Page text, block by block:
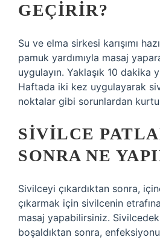
GEÇIRIR?
Su ve elma sirkesi karışımı
pamuk yardımıyla masaj
uygulayın. Yaklaşık 10 dakika
Haftada iki kez uygulayarak
noktalar gibi sorunlardan
SIVILCE
SONRA NE
Sivilceyi çıkardıktan sonra,
çıkarmak için sivilcenin
masaj yapabilirsiniz.
boşaldıktan sonra,